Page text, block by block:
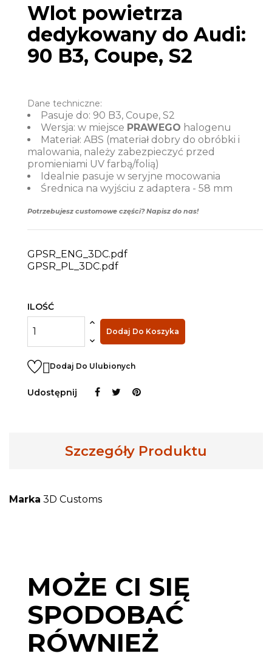
Wlot powietrza
dedykowany do Audi:
90 B3, Coupe, S2
Dane techniczne:
Pasuje do: 90 B3, Coupe, S2
Wersja: w miejsce PRAWEGO halogenu
Materiał: ABS (materiał dobry do obróbki i
malowania, należy zabezpieczyć przed
promieniami UV farbą/folią)
Idealnie pasuje w seryjne mocowania
Średnica na wyjściu z adaptera - 58 mm
Potrzebujesz customowe części? Napisz do nas!
GPSR_ENG_3DC.pdf
GPSR_PL_3DC.pdf
ILOŚĆ
Dodaj Do Koszyka
Dodaj Do Ulubionych
Udostępnij
Szczegóły Produktu
Marka 3D Customs
MOŻE CI SIĘ
SPODOBAĆ
RÓWNIEŻ